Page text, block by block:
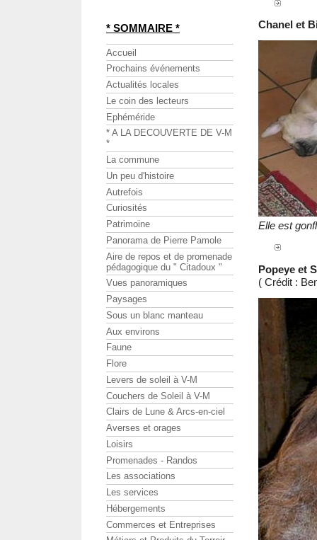
Chanel et
Elle est
Popeye et
( Crédit :
* SOMMAIRE *
Accueil
Prochains événements
Actualités locales
Le coin des lecteurs
Ephéméride
* A LA DECOUVERTE DE V-M
*
La commune
Un peu d'histoire
Autrefois
Curiosités
Patrimoine
Panorama de Pierre Pamole
Aire de repos et de promenade
pédagogique du " Citadoux "
Vues panoramiques
Paysages
Sous un blanc manteau
Aux environs
Faune
Flore
Levers de soleil à V-M
Couchers de Soleil à V-M
Clairs de Lune & Arcs-en-ciel
Averses et orages
Loisirs
Promenades - Randos
Les associations
Les services
Hébergements
Commerces et Entreprises